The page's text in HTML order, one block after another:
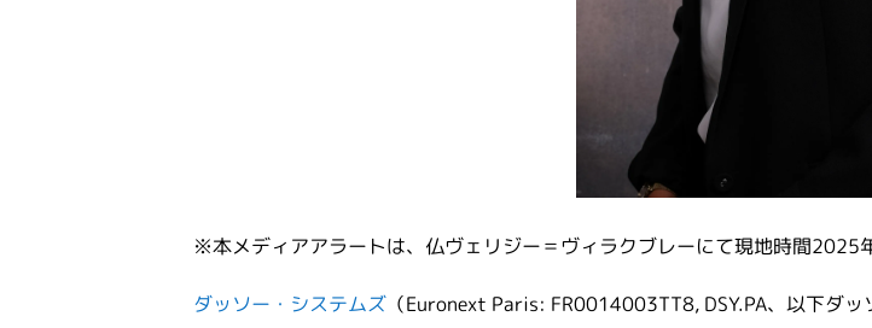
※本メディアアラートは、仏ヴェリジー＝ヴィラクブレーにて現地時間2025
ダッソー・システムズ （Euronext Paris: FR0014003TT8, DSY.PA、以下ダ